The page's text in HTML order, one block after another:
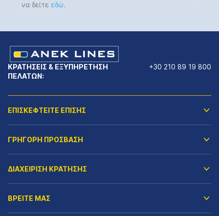
να δείτε εδώ.
ΚΡΑΤΗΣΕΙΣ & ΕΞΥΠΗΡΕΤΗΣΗ
ΠΕΛΑΤΩΝ:
+30 210 89 19 800
ΕΠΙΣΚΕΦΤΕΙΤΕ ΕΠΙΣΗΣ
ΓΡΗΓΟΡΗ ΠΡΟΣΒΑΣΗ
ΔΙΑΧΕΙΡΙΣΗ ΚΡΑΤΗΣΗΣ
ΒΡΕΙΤΕ ΜΑΣ